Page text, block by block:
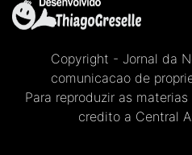
Copyright - Jornal da
comunicacao de
Para reproduzir as
credito a Central